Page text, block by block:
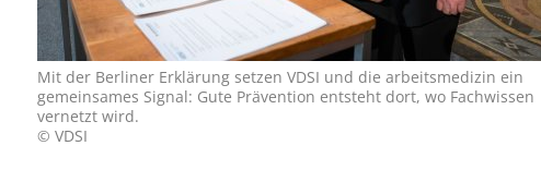
Mit der Berliner Erklärung setzen VDSI und die arbeitsmedizin ein
gemeinsames Signal: Gute Prävention entsteht dort, wo Fachwissen
vernetzt wird.
© VDSI